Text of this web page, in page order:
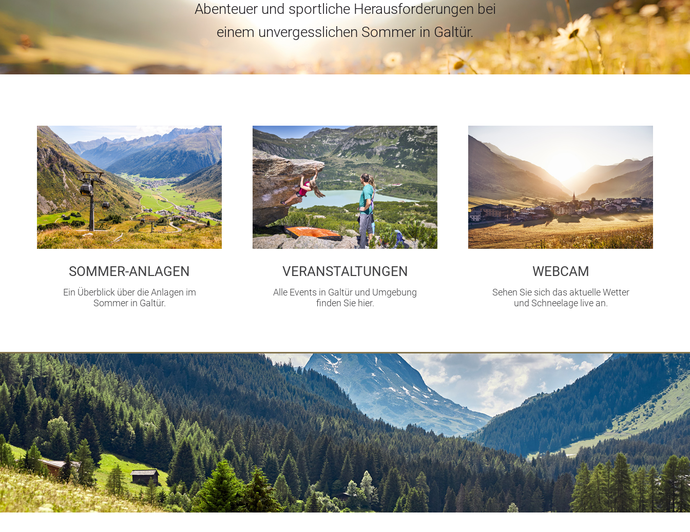
Abenteuer und sportliche Herausforderungen bei
einem unvergesslichen Sommer in Galtür.
SOMMER-ANLAGEN
Ein Überblick über die Anlagen im
Sommer in Galtür.
VERANSTALTUNGEN
Alle Events in Galtür und Umgebung
finden Sie hier.
WEBCAM
Sehen Sie sich das aktuelle Wetter
und Schneelage live an.